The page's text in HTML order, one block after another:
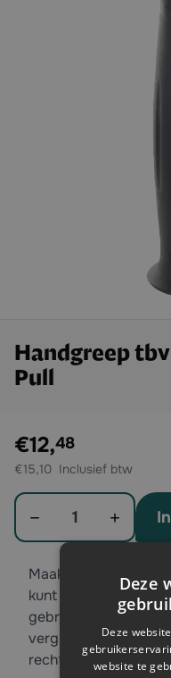
Handgreep
Pull
Exclusief btw:
€12,48
€15,10
Aantal
Maakt u gebruik van
kunt u bij deze lans
gebruiken. De
vergrendelbare
rechts- als
Deze
Deze
website te